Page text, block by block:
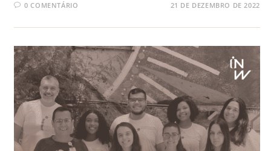
0 COMENTÁRIO 21 DE DEZEMBRO DE 2022